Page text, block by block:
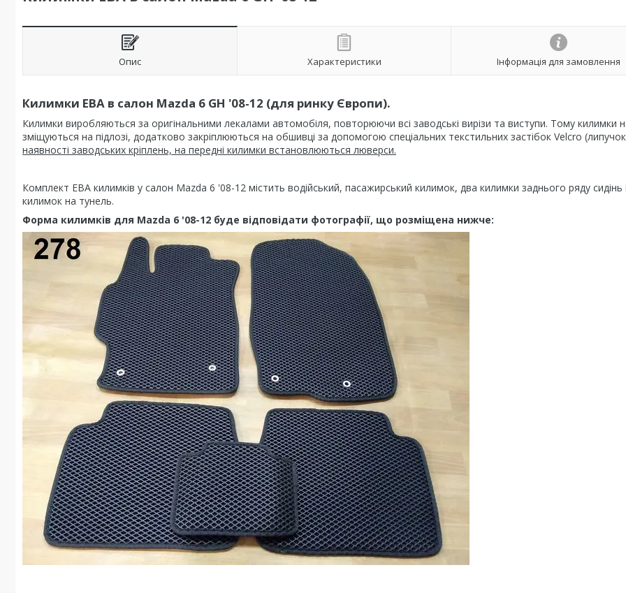
Опис Характеристики Інформація для замовлення
Килимки ЕВА в салон Mazda 6 GH '08-12 (для ринку Європи).
Килимки виробляються за оригінальними лекалами автомобіля, повторюючи всі заводські вирізи та виступи. Тому килимки
зміщуються на підлозі, додатково закріплюються на обшивці за допомогою спеціальних текстильних застібок Velcro
наявності заводських кріплень, на передні килимки встановлюються люверси.
Комплект ЕВА килимків у салон Mazda 6 '08-12 містить водійський, пасажирський килимок, два килимки заднього ряду сидінь
килимок на тунель.
Форма килимків для Mazda 6 '08-12 буде відповідати фотографії, що розміщена нижче: